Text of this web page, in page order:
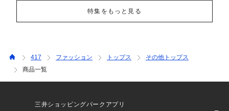
特集をもっと見る
417 ファッション トップス
その他トップス
商品一覧
三井ショッピングパークアプリ